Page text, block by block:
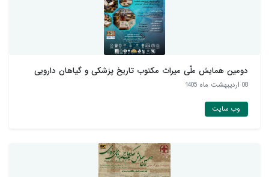
دومین همایش ملّی میراث مکتوب تاریخ پزشکی و گیاهان دارويی
08 ارديبهشت ماه 1405
وب سایت